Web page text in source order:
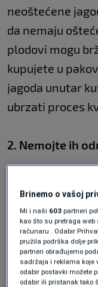
neoštećene
da nemaju
plodovi mogu
kupujete u
jagoda unutar
ubrzati proces
2. Nemojte ih
odmah po
postupak.
može ubrzati
ih neposredno
Ako ih morate
Brinemo o vašoj
Mi i naši 603 partneri
kao što su pretraga
računaru . Odabir
pružila podrška dolje
partneri obrađujemo
sadržaja i reklama koje
odabir postavki možete
odabir ili pristanak tako